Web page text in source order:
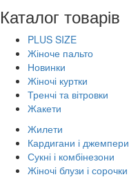
Каталог товарів
PLUS SIZE
Жіноче пальто
Новинки
Жіночі куртки
Тренчі та вітровки
Жакети
Жилети
Кардигани і джемпери
Сукні і комбінезони
Жіночі блузи і сорочки